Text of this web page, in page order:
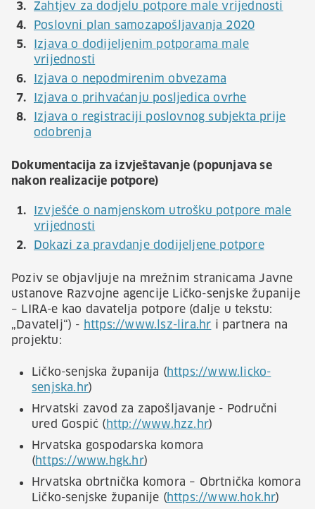
Zahtjev za dodjelu potpore male vrijednosti
Poslovni plan samozapošljavanja 2020
Izjava o dodijeljenim potporama male
vrijednosti
Izjava o nepodmirenim obvezama
Izjava o prihvaćanju posljedica ovrhe
Izjava o registraciji poslovnog subjekta prije
odobrenja
Dokumentacija za izvještavanje (popunjava se
nakon realizacije potpore)
Izvješće o namjenskom utrošku potpore male
vrijednosti
Dokazi za pravdanje dodijeljene potpore
Poziv se objavljuje na mrežnim stranicama Javne
ustanove Razvojne agencije Ličko-senjske županije
– LIRA-e kao davatelja potpore (dalje u tekstu:
„Davatelj“) - https://www.lsz-lira.hr i partnera na
projektu:
Ličko-senjska županija ( https://www.licko-
senjska.hr)
Hrvatski zavod za zapošljavanje - Područni
ured Gospić ( http://www.hzz.hr)
Hrvatska gospodarska komora
( https://www.hgk.hr)
Hrvatska obrtnička komora – Obrtnička komora
Ličko-senjske županije ( https://www.hok.hr)